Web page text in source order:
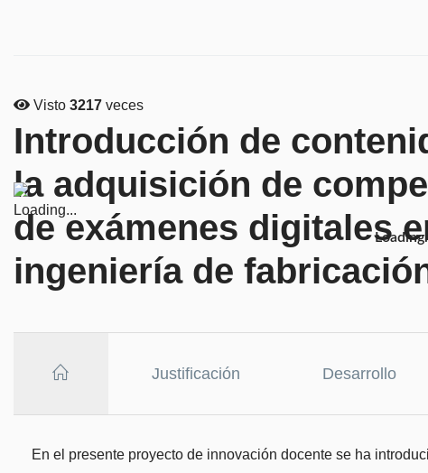
Visto 3217 veces
Introducción de
la adquisición de
de exámenes digitales
ingeniería de
Justificación Desarrollo
En el presente proyecto de innovación docente se ha